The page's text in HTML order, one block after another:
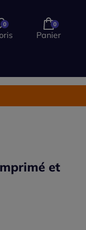
0 0
Panier
et